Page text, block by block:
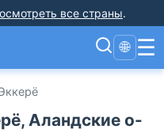
все страны.
🌐 ☰
Аландские о-